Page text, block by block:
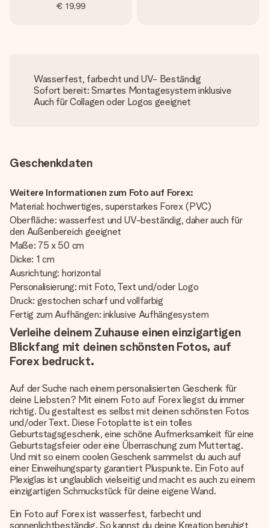
€ 19,99
Wasserfest, farbecht und UV- Beständig
Sofort bereit: Smartes Montagesystem inklusive
Auch für Collagen oder Logos geeignet
Geschenkdaten
Weitere Informationen zum Foto auf Forex:
Material: hochwertiges, superstarkes Forex (PVC)
Oberfläche: wasserfest und UV-beständig, daher auch für
den Außenbereich geeignet
Maße: 75 x 50 cm
Dicke: 1 cm
Ausrichtung: horizontal
Personalisierung: mit Foto, Text und/oder Logo
Druck: gestochen scharf und vollfarbig
Fertig zum Aufhängen: inklusive Aufhängesystem
Verleihe deinem Zuhause einen einzigartigen
Blickfang mit deinen schönsten Fotos, auf
Forex bedruckt.
Auf der Suche nach einem personalisierten Geschenk für
deine Liebsten? Mit einem Foto auf Forex liegst du immer
richtig. Du gestaltest es selbst mit deinen schönsten Fotos
und/oder Text. Diese Fotoplatte ist ein tolles
Geburtstagsgeschenk, eine schöne Aufmerksamkeit für eine
Geburtstagsfeier oder eine Überraschung zum Muttertag.
Und mit so einem coolen Geschenk sammelst du auch auf
einer Einweihungsparty garantiert Pluspunkte. Ein Foto auf
Plexiglas ist unglaublich vielseitig und macht es auch zu einem
einzigartigen Schmuckstück für deine eigene Wand.
Ein Foto auf Forex ist wasserfest, farbecht und
sonnenlichtbeständig. So kannst du deine Kreation beruhigt